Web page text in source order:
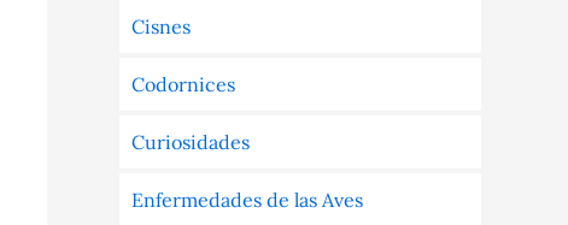
Cisnes
Codornices
Curiosidades
Enfermedades de las Aves